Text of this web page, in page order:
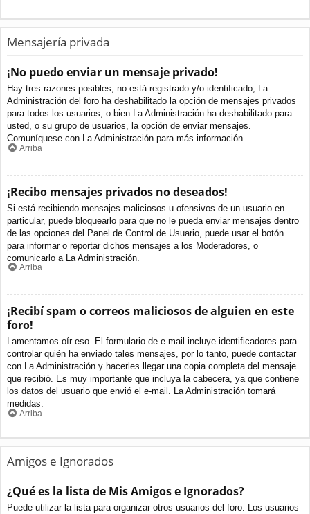
Mensajería privada
¡No puedo enviar un mensaje privado!
Hay tres razones posibles; no está registrado y/o identificado, La
Administración del foro ha deshabilitado la opción de mensajes privados
para todos los usuarios, o bien La Administración ha deshabilitado para
usted, o su grupo de usuarios, la opción de enviar mensajes.
Comuníquese con La Administración para más información.
Arriba
¡Recibo mensajes privados no deseados!
Si está recibiendo mensajes maliciosos u ofensivos de un usuario en
particular, puede bloquearlo para que no le pueda enviar mensajes dentro
de las opciones del Panel de Control de Usuario, puede usar el botón
para informar o reportar dichos mensajes a los Moderadores, o
comunicarlo a La Administración.
Arriba
¡Recibí spam o correos maliciosos de alguien en este
foro!
Lamentamos oír eso. El formulario de e-mail incluye identificadores para
controlar quién ha enviado tales mensajes, por lo tanto, puede contactar
con La Administración y hacerles llegar una copia completa del mensaje
que recibió. Es muy importante que incluya la cabecera, ya que contiene
los datos del usuario que envió el e-mail. La Administración tomará
medidas.
Arriba
Amigos e Ignorados
¿Qué es la lista de Mis Amigos e Ignorados?
Puede utilizar la lista para organizar otros usuarios del foro. Los usuarios